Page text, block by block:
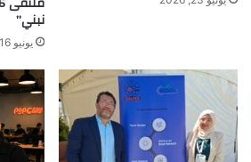
نبني”
يونيو 16, 2026